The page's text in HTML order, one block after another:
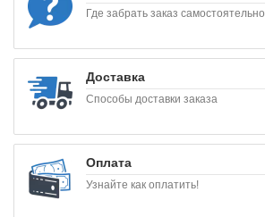
Где забрать заказ самостоятельно
Доставка
Способы доставки заказа
Оплата
Узнайте как оплатить!